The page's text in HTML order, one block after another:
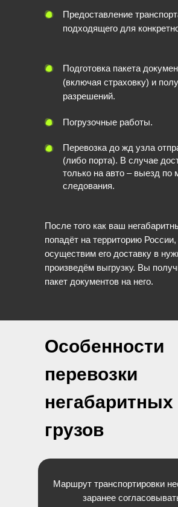
После того как ваш
попадёт на территорию
осуществим его доставку в
произведём выгрузку. Вы
пакет документов на него.
Перевозка до жд узла
(либо порта). В случае
только на авто – выезд по
следования.
Погрузочные работы.
Подготовка пакета
(включая страховку) и
разрешений.
Предоставление
подходящего для
Особенности
перевозки
негабаритных
грузов
Маршрут транспортировки
заранее